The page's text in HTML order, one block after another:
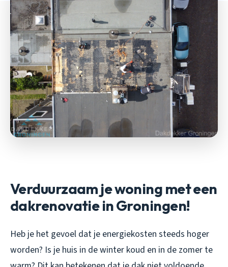
Verduurzaam je woning met een
dakrenovatie in Groningen!
Heb je het gevoel dat je energiekosten steeds hoger
worden? Is je huis in de winter koud en in de zomer te